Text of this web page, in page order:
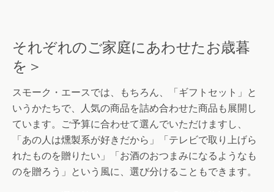
それぞれのご家庭にあわせたお歳暮
を＞
スモーク・エースでは、もちろん、「ギフトセット」と
いうかたちで、人気の商品を詰め合わせた商品も展開し
ています。ご予算に合わせて選んでいただけますし、
「あの人は燻製系が好きだから」「テレビで取り上げら
れたものを贈りたい」「お酒のおつまみになるようなも
のを贈ろう」という風に、選び分けることもできます。